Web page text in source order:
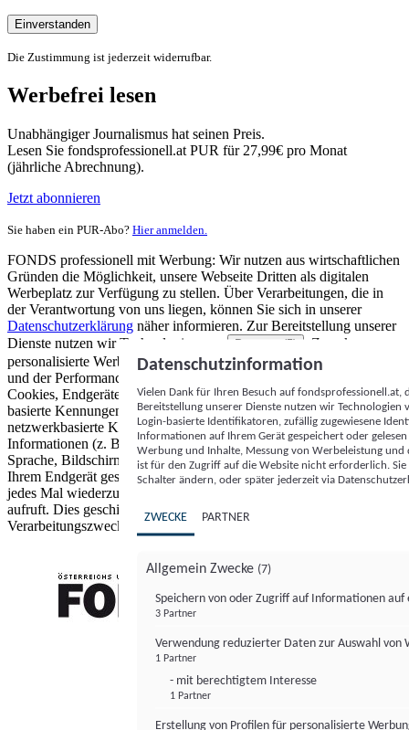
Einverstanden
Die Zustimmung ist jederzeit widerrufbar.
Werbefrei lesen
Unabhängiger Journalismus hat seinen Preis.
Lesen Sie fondsprofessionell.at PUR für 27,99€ pro Monat
(jährliche Abrechnung).
Jetzt abonnieren
Sie haben ein PUR-Abo? Hier anmelden.
FONDS professionell mit Werbung: Wir nutzen aus wirtschaftlichen
Gründen die Möglichkeit, unsere Webseite Dritten als digitalen
Werbeplatz zur Verfügung zu stellen. Über Verarbeitungen, die in
der Verantwortung von uns liegen, können Sie sich in unserer
Datenschutzerklärung näher informieren. Zur Bereitstellung unserer
Dienste nutzen wir Technologien von
Partnern (5)
. Zwecke:
personalisierte Werbung und Inhalte, Messung von Werbeleistung
und der Performance von Inhalten sowie Zielgruppenforschung.
Cookies, Endgeräte- oder ähnliche Online-Kennungen (z. B. login-
basierte Kennungen, zufällig generierte Kennungen,
netzwerkbasierte Kennungen) können zusammen mit anderen
Informationen (z. B. Browsertyp und Browserinformationen,
Sprache, Bildschirmgröße, unterstützte Technologien usw.) auf
Ihrem Endgerät gespeichert oder von dort ausgelesen werden, um es
jedes Mal wiederzuerkennen, wenn es eine App oder einer Webseite
aufruft. Dies geschieht für einen oder mehrere der hier aufgeführten
Verarbeitungszwecke.
Datenschutzinformation
Vielen Dank für Ihren Besuch auf
Bereitstellung unserer Dienste nutzen wir Technologien
Login-basierte Identifikatoren, zufällig zugewiesene
Informationen auf Ihrem Gerät gespeichert oder
Werbung und Inhalte, Messung von Werbeleistung
ist für den Zugriff auf die Website nicht erforderlich.
Schalter ändern, oder später jederzeit via
ZWECKE PARTNER
Allgemein Zwecke (7)
Speichern von oder Zugriff auf Informationen auf
3 Partner
Verwendung reduzierter Daten zur Auswahl von
1 Partner
- mit berechtigtem Interesse
1 Partner
Erstellung von Profilen für personalisierte
FONDS professionell